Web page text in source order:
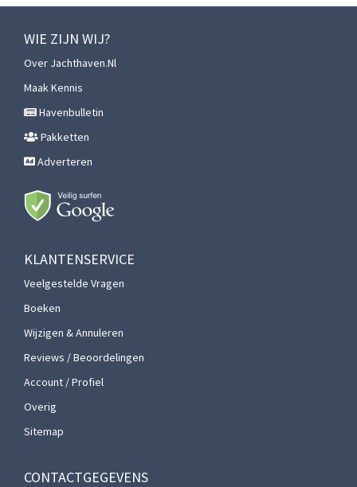
WIE ZIJN WIJ?
Over Jachthaven.nl
Maak Kennis
Havenbulletin
Pakketten
Adverteren
KLANTENSERVICE
Veelgestelde Vragen
Boeken
Wijzigen & Annuleren
Reviews / Beoordelingen
Account / Profiel
Overig
Sitemap
CONTACTGEGEVENS